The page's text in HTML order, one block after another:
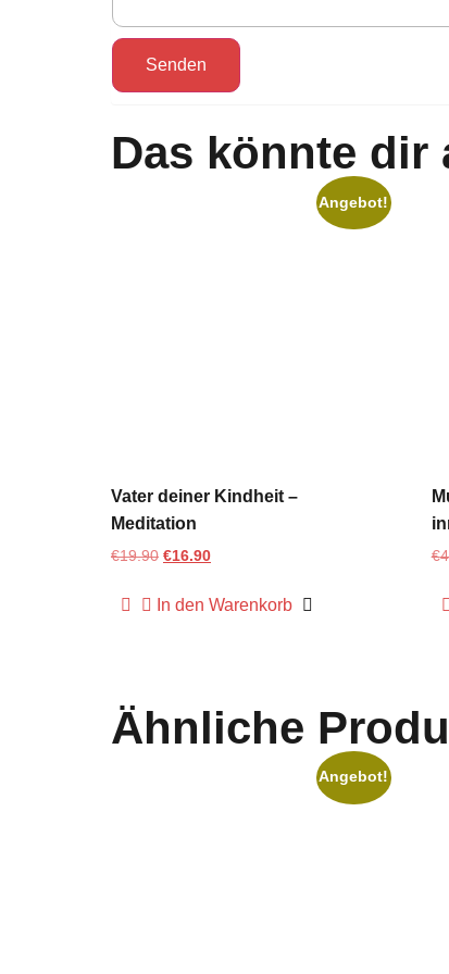
Das könnte
Angebot!
Vater deiner Kindheit –
Meditation
€19.90 €16.90
In den Warenkorb
€
Ähnliche
Angebot!